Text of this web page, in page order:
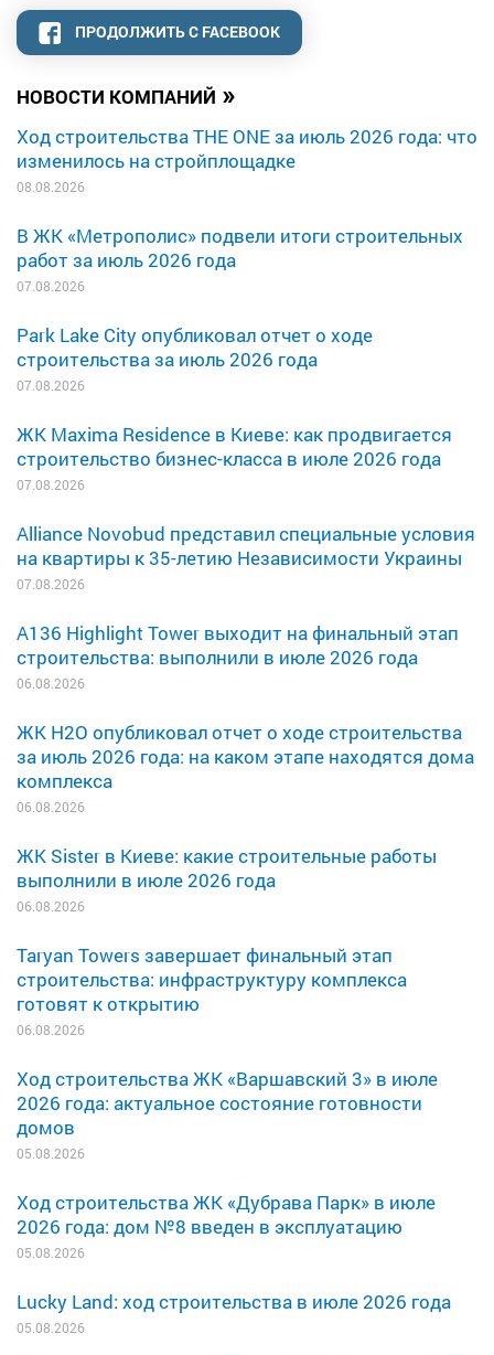
НОВОСТИ КОМПАНИЙ »
Ход строительства THE ONE за июль 2026 года: что
изменилось на стройплощадке
08.08.2026
В ЖК «Метрополис» подвели итоги строительных
работ за июль 2026 года
07.08.2026
Park Lake City опубликовал отчет о ходе
строительства за июль 2026 года
07.08.2026
ЖК Maxima Residence в Киеве: как продвигается
строительство бизнес-класса в июле 2026 года
07.08.2026
Alliance Novobud представил специальные условия
на квартиры к 35-летию Независимости Украины
07.08.2026
A136 Highlight Tower выходит на финальный этап
строительства: выполнили в июле 2026 года
06.08.2026
ЖК H2O опубликовал отчет о ходе строительства
за июль 2026 года: на каком этапе находятся дома
комплекса
06.08.2026
ЖК Sister в Киеве: какие строительные работы
выполнили в июле 2026 года
06.08.2026
Taryan Towers завершает финальный этап
строительства: инфраструктуру комплекса
готовят к открытию
06.08.2026
Ход строительства ЖК «Варшавский 3» в июле
2026 года: актуальное состояние готовности
домов
05.08.2026
Ход строительства ЖК «Дубрава Парк» в июле
2026 года: дом №8 введен в эксплуатацию
05.08.2026
Lucky Land: ход строительства в июле 2026 года
05.08.2026
ПРОДОЛЖИТЬ С FACEBOOK